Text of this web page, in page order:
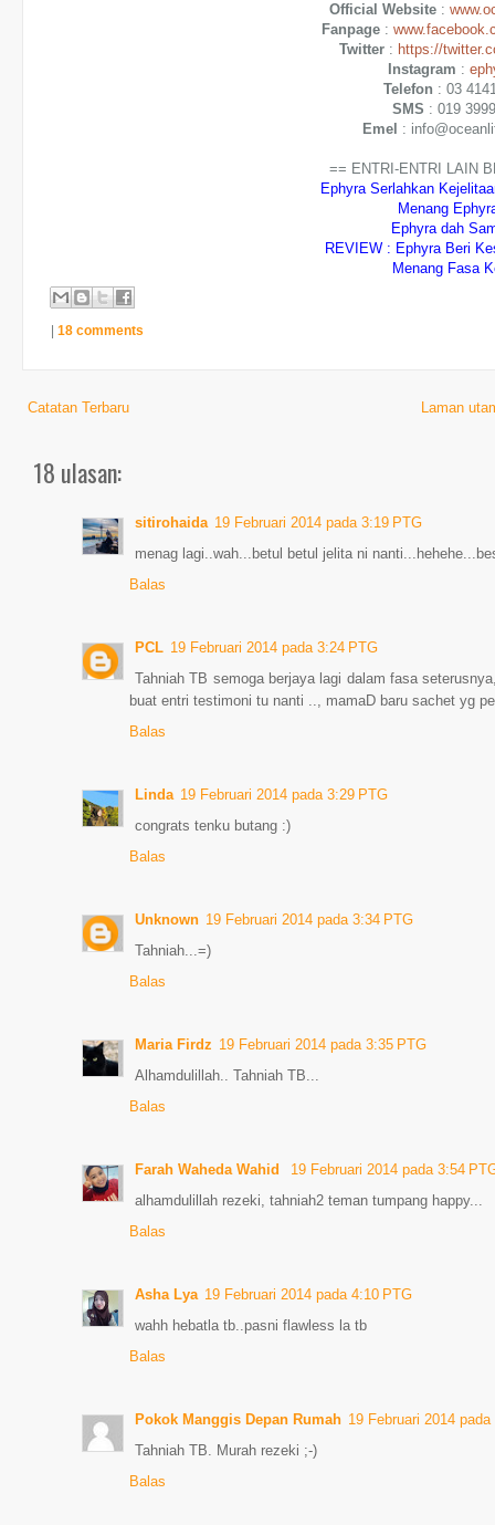
Official Website :
Fanpage :
Twitter : https://
Instagram :
Telefon : 03
SMS : 019
Emel :
== ENTRI-ENTRI LAIN
Ephyra Serlahkan
Menang
Ephyra dah
REVIEW : Ephyra Beri
Menang Fasa
| 18 comments
Catatan Terbaru Laman
18 ulasan:
sitirohaida 19 Februari 2014 pada 3:19 PTG
menag lagi..wah...betul betul jelita ni
Balas
PCL 19 Februari 2014 pada 3:24 PTG
Tahniah TB semoga berjaya lagi dalam fasa
buat entri testimoni tu nanti .., mamaD baru sachet yg
Balas
Linda 19 Februari 2014 pada 3:29 PTG
congrats tenku butang :)
Balas
Unknown 19 Februari 2014 pada 3:34 PTG
Tahniah...=)
Balas
Maria Firdz 19 Februari 2014 pada 3:35 PTG
Alhamdulillah.. Tahniah TB...
Balas
Farah Waheda Wahid
19 Februari 2014 pada 3:54
alhamdulillah rezeki, tahniah2 teman tumpang happy...
Balas
Asha Lya 19 Februari 2014 pada 4:10 PTG
wahh hebatla tb..pasni flawless la tb
Balas
Pokok Manggis Depan Rumah 19 Februari 2014
Tahniah TB. Murah rezeki ;-)
Balas